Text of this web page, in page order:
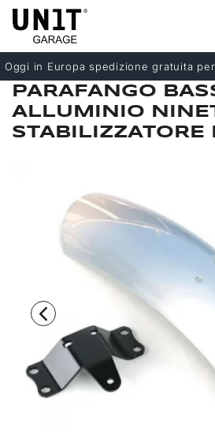
Oggi in Europa spedizione gratuita
PARAFANGO
ALLUMINIO
STABILIZZATORE